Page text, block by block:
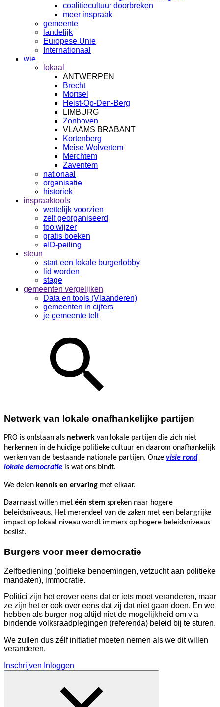
coalitiecultuur doorbreken
meer inspraak
gemeente
landelijk
Europese Unie
Internationaal
wie
lokaal
ANTWERPEN
Brecht
Mortsel
Heist-Op-Den-Berg
LIMBURG
Zonhoven
VLAAMS BRABANT
Kortenberg
Meise Wolvertem
Merchtem
Zaventem
nationaal
organisatie
historiek
inspraaktools
wettelijk voorzien
zelf georganiseerd
toolwijzer
gratis boeken
eID-peiling
steun
start een lokale burgerlobby
lid worden
stage
gemeenten vergelijken
Data en tools (Vlaanderen)
gemeenten in cijfers
je gemeente telt
Netwerk van lokale onafhankelijke partijen
PRO is ontstaan als netwerk van lokale partijen die zich niet
herkennen in de huidige politieke cultuur en daarom onafhankelijk
werken van de bestaande nationale partijen. Onze visie rond
lokale democratie is wat ons bindt.
We delen kennis en ervaring met elkaar.
Daarnaast willen met één stem spreken naar hogere
beleidsniveaus. Het merendeel van de zaken met een belangrijke
impact op lokaal niveau wordt immers op hogere beleidsniveaus
beslist.
Burgers voor meer democratie
Zelfbediening (politieke benoemingen, vetzucht aan politieke
mandaten), immocratie.
Politici zijn het erover eens dat er iets moet veranderen, maar
ze zijn het er ook over eens dat zij dat niet gaan doen. En we
hebben als burger nog altijd niet de mogelijkheid om via
bindende volksraadplegingen (referenda) beleid bij te sturen.
We zullen dus zélf initiatief moeten nemen als we dit willen
veranderen.
Inschrijven Inloggen